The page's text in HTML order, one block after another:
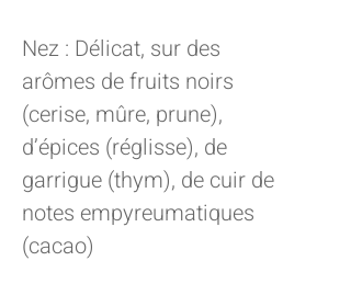
Nez : Délicat, sur des
arômes de fruits noirs
(cerise, mûre, prune),
d’épices (réglisse), de
garrigue (thym), de cuir de
notes empyreumatiques
(cacao)